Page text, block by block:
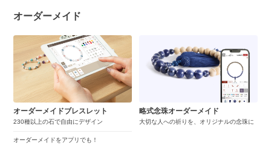
オーダーメイド
オーダーメイドブレスレット
230種以上の石で自由にデザイン
オーダーメイドをアプリでも！
略式念珠オーダーメイド
大切な人への祈りを、オリジナルの念珠に